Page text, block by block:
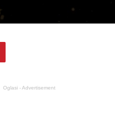
Oglasi - Advertisement